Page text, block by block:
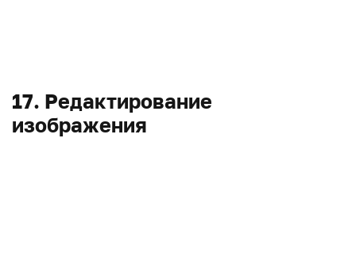
17. Редактирование
изображения